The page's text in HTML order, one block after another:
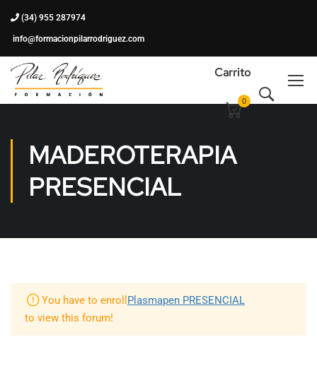
(34) 955 287974
info@formacionpilarrodriguez.com
Carrito
0
MADEROTERAPIA
PRESENCIAL
You have to enroll Plasmapen PRESENCIAL
to view this forum!